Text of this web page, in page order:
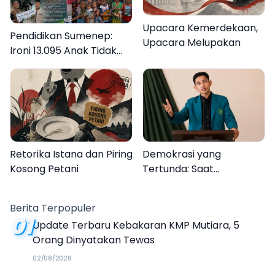
Pendidikan Sumenep:
Ironi 13.095 Anak Tidak
Sekolah Menyaksikan
Semarak Festival
Kalender Event 2026
Upacara Kemerdekaan,
Upacara Melupakan
Retorika Istana dan Piring
Kosong Petani
Demokrasi yang
Tertunda: Saat
Berita Terpopuler
01Update Terbaru Kebakaran KMP Mutiara, 5
Orang Dinyatakan Tewas
02/08/2026